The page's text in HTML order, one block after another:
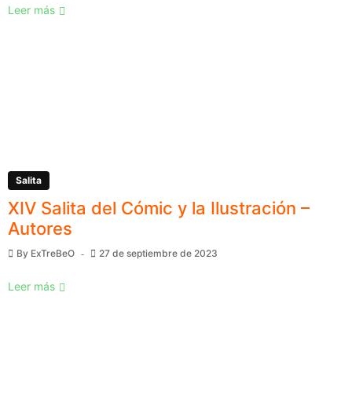
Leer más
Salita
XIV Salita del Cómic y la Ilustración –
Autores
By ExTreBeO 27 de septiembre de 2023
Leer más